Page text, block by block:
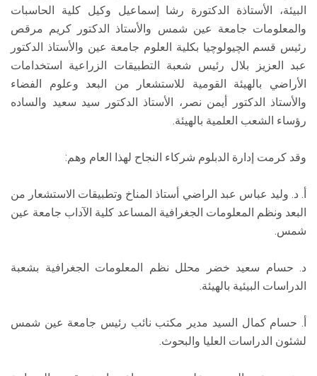
البيئة، الأستاذة الدكتورة رشا إسماعيل وكيل كلية الحاسبات
والمعلومات جامعة عين شمس والأستاذ الدكتور كريم مرقص
رئيس قسم الچيولوچيا بكلية العلوم جامعة عين والأستاذ الدكتور
عبد العزيز بلال رئيس شعبة التطبيقات الزراعية استخدامات
الأراضي بالهيئة القومية للاستشعار من البعد وعلوم الفضاء
والأستاذ الدكتور أيمن نصر، الأستاذ الدكتور سيد سعيد والساده
رؤساء الشعب العلمية بالهيئة.
وقد كرمت إدارة الدبلوم شركاء النجاح لهذا العام وهم:
أ. د. وليد عباس عبد الراضي أستاذ المناخ وتطبيقات الاستشعار من
البعد ونظم المعلومات الجغرافية المساعد كلية الآداب جامعة عين
شمس.
د. حسام سعيد خضر محلل نظم المعلومات الجغرافية بشعبة
الدراسات البيئية بالهيئة.
أ. حسام كمال السيد مدير مكتب نائب رئيس جامعة عين شمس
لشئون الدراسات العليا والبحوث.